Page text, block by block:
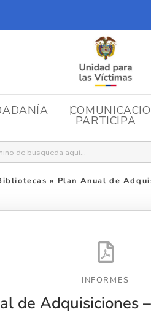
PARTICIPA
» Plan Anual de
INFORMES
de Adquisiciones